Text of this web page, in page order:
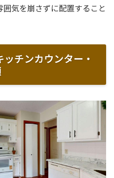
気を崩さずに配置すること
チンカウンター・